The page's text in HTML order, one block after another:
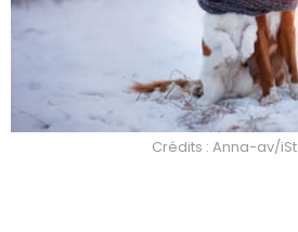
Crédits : Anna-av/